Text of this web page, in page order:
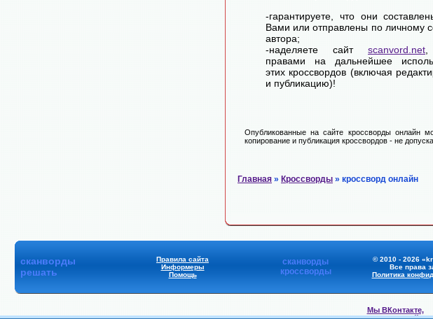
-гарантируете, что они
Вами или отправлены по личному
автора;
-наделяете сайт scanvord.net
правами на дальнейшее
этих кроссвордов (включая
и публикацию)!
Опубликованные на сайте кроссворды онлайн
копирование и публикация кроссвордов - не
Главная » Кроссворды » кроссворд онлайн
сканворды
решать
Правила сайта
Информеры
Помощь
сканворды
кроссворды
© 2010 - 2026
Все права
Политика
Мы ВКонтакте,